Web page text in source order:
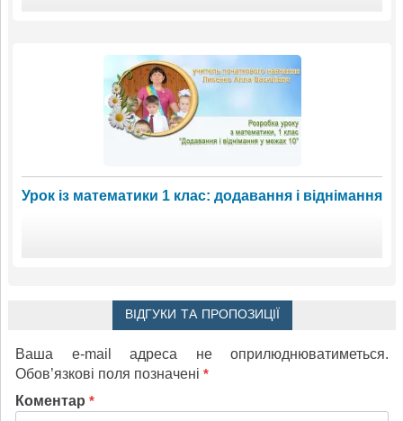
Урок із математики 1 клас: додавання і віднімання
ВІДГУКИ ТА ПРОПОЗИЦІЇ
Ваша e-mail адреса не оприлюднюватиметься.
Обов’язкові поля позначені *
Коментар *